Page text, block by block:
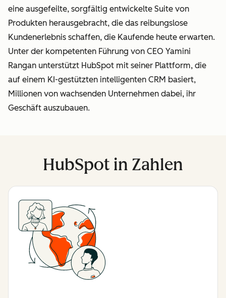
eine ausgefeilte, sorgfältig entwickelte Suite von
Produkten herausgebracht, die das reibungslose
Kundenerlebnis schaffen, die Kaufende heute erwarten.
Unter der kompetenten Führung von CEO Yamini
Rangan unterstützt HubSpot mit seiner Plattform, die
auf einem KI-gestützten intelligenten CRM basiert,
Millionen von wachsenden Unternehmen dabei, ihr
Geschäft auszubauen.
HubSpot in Zahlen